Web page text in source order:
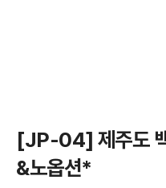
[JP-04] 제주도
&노옵션*